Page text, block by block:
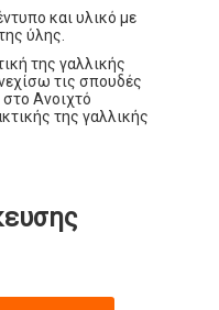
και υλικό με
ύλης.
της γαλλικής
τις σπουδές
Ανοιχτό
της γαλλικής